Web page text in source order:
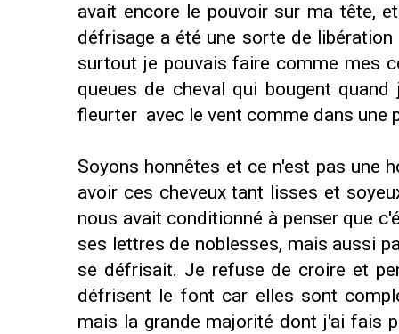
avait encore le pouvoir sur ma tête,
défrisage a été une sorte de
surtout je pouvais faire comme mes
queues de cheval qui bougent
fleurter avec le vent comme dans une
Soyons honnêtes et ce n'est pas une
avoir ces cheveux tant lisses et
nous avait conditionné à penser que
ses lettres de noblesses, mais aussi
se défrisait. Je refuse de croire et
défrisent le font car elles sont
mais la grande majorité dont j'ai fais